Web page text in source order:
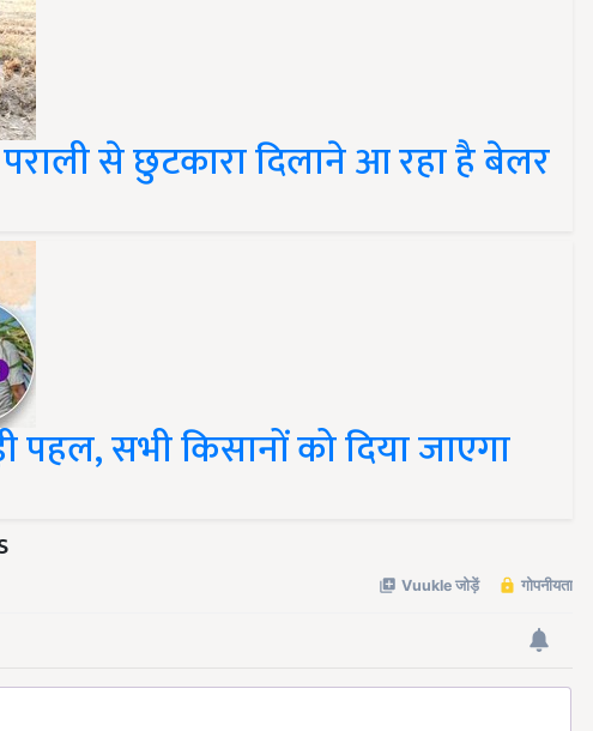
से छुटकारा दिलाने आ रहा है बेलर
पहल, सभी किसानों को दिया जाएगा